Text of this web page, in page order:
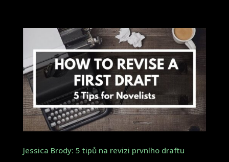
Jessica Brody: 5 tipů na revizi prvního draftu